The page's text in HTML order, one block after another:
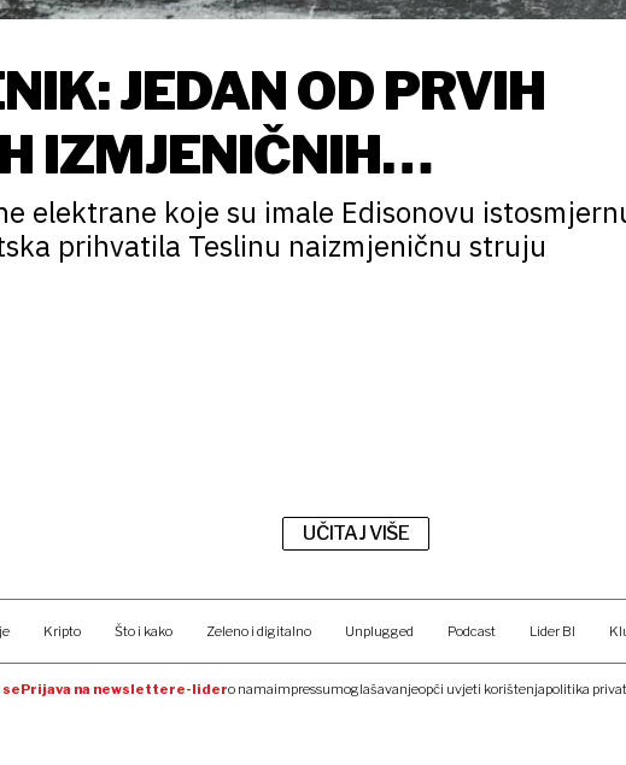
JEDAN OD PRVIH
IZMJENIČNIH
U SVIJETU
elektrane koje su imale Edisonovu
prihvatila Teslinu naizmjeničnu struju
UČITAJ VIŠE
Kripto Što i kako Zeleno i digitalno Unplugged Podcast Lider BI
Prijava na newslettere-lidero namaimpressumoglašavanjeopći uvjeti korištenjapolitika